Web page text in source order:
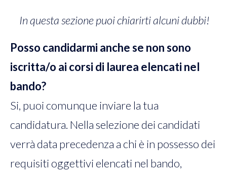
NEWS
FAQ
DICONO DI NOI
CONTATTI
In questa sezione puoi chiarirti alcuni dubbi!
Posso candidarmi anche se non sono
iscritta/o ai corsi di laurea elencati nel
bando?
Si, puoi comunque inviare la tua
candidatura. Nella selezione dei candidati
verrà data precedenza a chi è in possesso dei
requisiti oggettivi elencati nel bando,